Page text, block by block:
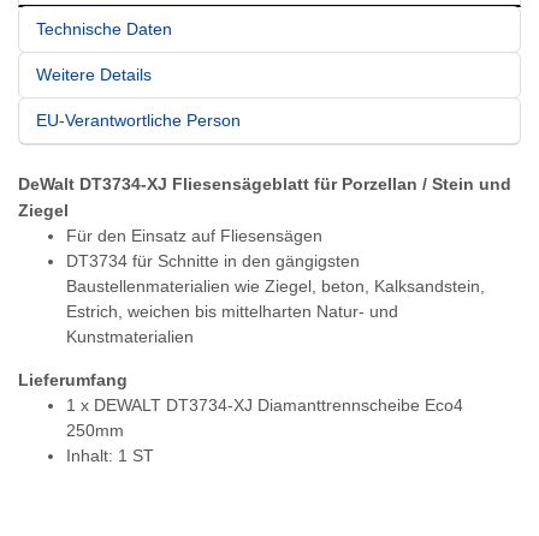
Technische Daten
Weitere Details
EU-Verantwortliche Person
DeWalt DT3734-XJ Fliesensägeblatt für Porzellan / Stein und
Ziegel
Für den Einsatz auf Fliesensägen
DT3734 für Schnitte in den gängigsten
Baustellenmaterialien wie Ziegel, beton, Kalksandstein,
Estrich, weichen bis mittelharten Natur- und
Kunstmaterialien
Lieferumfang
1 x DEWALT DT3734-XJ Diamanttrennscheibe Eco4
250mm
Inhalt: 1 ST